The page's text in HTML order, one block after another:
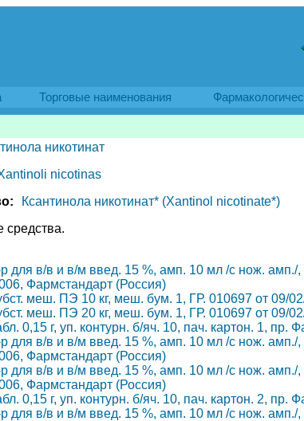
Торговые наименования
никотинат
nicotinas
Ксантинола никотинат* (Xantinol nicotinate*)
средства.
р для в/в и в/м введ. 15 %, амп. 10 мл /с нож.
Фармстандарт (Россия)
меш. ПЭ 10 кг, меш. бум. 1, ГР. 010697 от
меш. ПЭ 20 кг, меш. бум. 1, ГР. 010697 от
0,15 г, уп. контурн. б/яч. 10, пач. картон. 1,
р для в/в и в/м введ. 15 %, амп. 10 мл /с нож.
Фармстандарт (Россия)
р для в/в и в/м введ. 15 %, амп. 10 мл /с нож.
Фармстандарт (Россия)
0,15 г, уп. контурн. б/яч. 10, пач. картон. 2,
р для в/в и в/м введ. 15 %, амп. 10 мл /с нож.